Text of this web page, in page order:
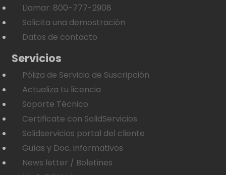
Llamar: 800-777-2908
Solicita una demostración
Datos de contacto
Servicios
Póliza de Servicio de Suscripción
Actualiza tu licencia
Soporte Técnico
Certificate con SolidServicios
Solidservicios portal del cliente
Guías y Doc. informativos
News letter / Boletines